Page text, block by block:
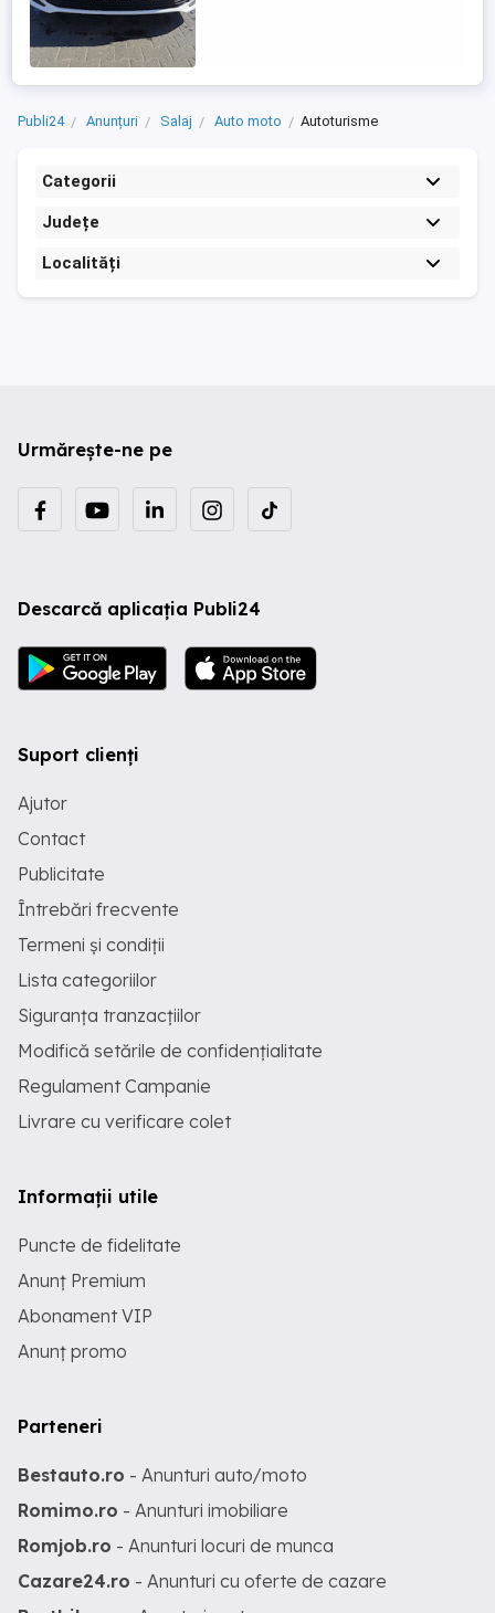
Publi24 Anunțuri Salaj Auto moto Autoturisme
Categorii
Județe
Localități
Urmărește-ne pe
Descarcă aplicația Publi24
Suport clienți
Ajutor
Contact
Publicitate
Întrebări frecvente
Termeni și condiții
Lista categoriilor
Siguranța tranzacțiilor
Modifică setările de confidențialitate
Regulament Campanie
Livrare cu verificare colet
Informații utile
Puncte de fidelitate
Anunț Premium
Abonament VIP
Anunț promo
Parteneri
Bestauto.ro - Anunturi auto/moto
Romimo.ro - Anunturi imobiliare
Romjob.ro - Anunturi locuri de munca
Cazare24.ro - Anunturi cu oferte de cazare